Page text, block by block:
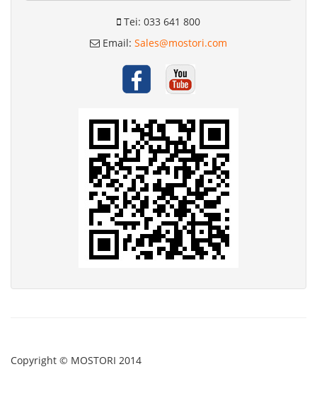
Tei: 033 641 800
Email: Sales@mostori.com
Copyright © MOSTORI 2014